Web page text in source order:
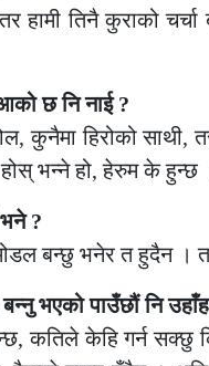
हामी तिनै कुराको
छ नि नाई ?
कुनैमा हिरोको
होस् भन्ने हो, हेरुम के हुन्छ
भने ?
बन्छु भनेर त हुदैन ।
भएको पाउँछौं नि
कतिले केहि गर्न सक्छु